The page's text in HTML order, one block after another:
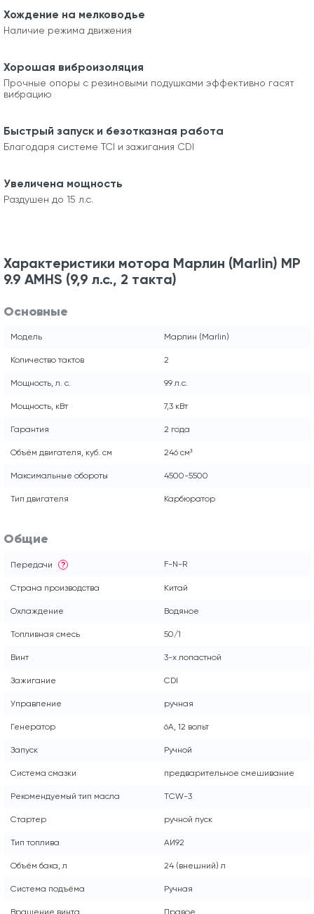
Хождение на мелководье
Наличие режима движения
Хорошая виброизоляция
Прочные опоры с резиновыми подушками эффективно гасят
вибрацию
Быстрый запуск и безотказная работа
Благодаря системе TCI и зажигания CDI
Увеличена мощность
Раздушен до 15 л.с.
Характеристики мотора Марлин (Marlin) MP
9.9 AMHS (9,9 л.с., 2 такта)
Основные
Модель Марлин (Marlin)
Количество тактов 2
Мощность, л. с. 9.9 л.с.
Мощность, кВт 7,3 кВт
Гарантия 2 года
Объём двигателя, куб. см 246 см³
Максимальные обороты 4500-5500
Тип двигателя Карбюратор
Общие
Передачи ? F-N-R
Страна производства Китай
Охлаждение Водяное
Топливная смесь 50/1
Винт 3-х лопастной
Зажигание CDI
Управление ручная
Генератор 6А, 12 вольт
Запуск Ручной
Система смазки предварительное смешивание
Рекомендуемый тип масла TCW-3
Стартер ручной пуск
Тип топлива АИ92
Объём бака, л 24 (внешний) л
Система подъёма Ручная
Вращение винта Правое